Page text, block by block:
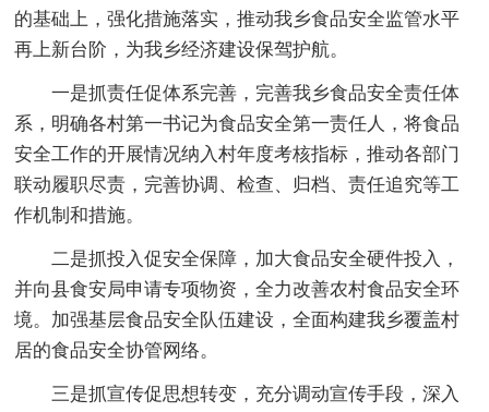
的基础上，强化措施落实，推动我乡食品安全监管水平
再上新台阶，为我乡经济建设保驾护航。
一是抓责任促体系完善，完善我乡食品安全责任体
系，明确各村第一书记为食品安全第一责任人，将食品
安全工作的开展情况纳入村年度考核指标，推动各部门
联动履职尽责，完善协调、检查、归档、责任追究等工
作机制和措施。
二是抓投入促安全保障，加大食品安全硬件投入，
并向县食安局申请专项物资，全力改善农村食品安全环
境。加强基层食品安全队伍建设，全面构建我乡覆盖村
居的食品安全协管网络。
三是抓宣传促思想转变，充分调动宣传手段，深入